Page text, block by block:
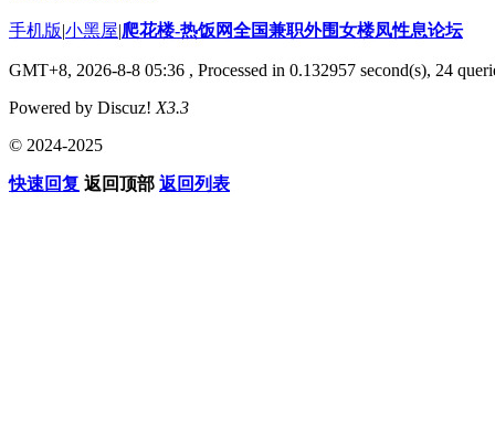
手机版|小黑屋|爬花楼-热饭网全国兼职外围女楼凤性息论坛
GMT+8, 2026-8-8 05:36 , Processed in 0.132957 second(s), 24
Powered by Discuz! X3.3
© 2024-2025
快速回复 返回顶部 返回列表